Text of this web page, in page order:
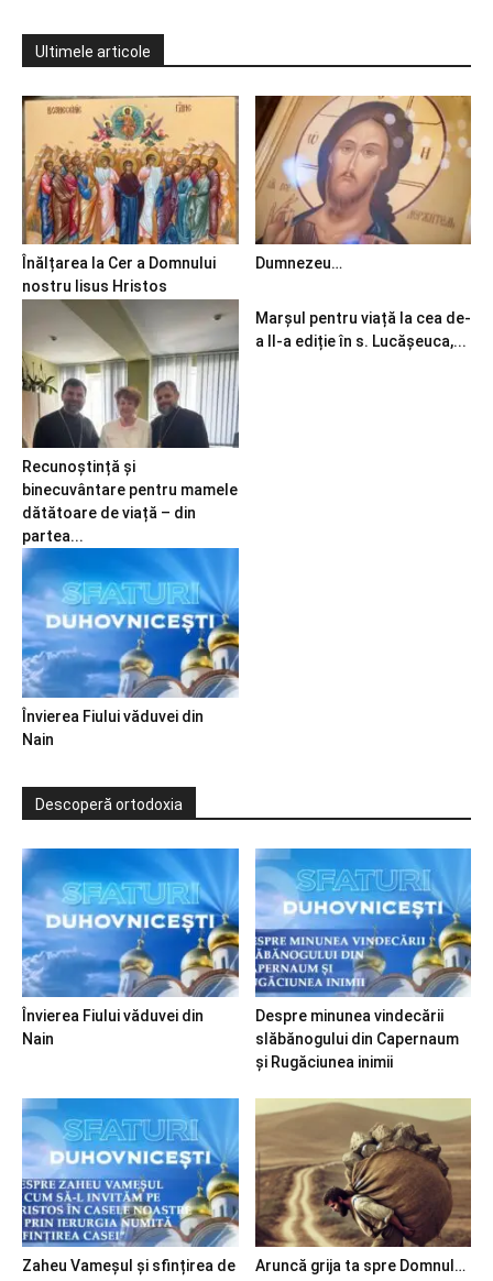
Ultimele articole
Înălțarea la Cer a Domnului
nostru Iisus Hristos
Dumnezeu…
Recunoștință și
binecuvântare pentru mamele
dătătoare de viață – din
partea...
Marșul pentru viață la cea de-
a II-a ediție în s. Lucășeuca,...
Învierea Fiului văduvei din
Nain
Descoperă ortodoxia
Învierea Fiului văduvei din
Nain
Despre minunea vindecării
slăbănogului din Capernaum
și Rugăciunea inimii
Zaheu Vameșul și sfințirea de
Aruncă grija ta spre Domnul…